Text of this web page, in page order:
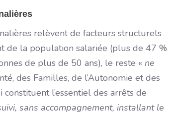
relèvent de facteurs structurels
de la population salariée (plus de 47 %
de plus de 50 ans), le reste « ne
des Familles, de l’Autonomie et des
l’essentiel des arrêts de
sans accompagnement, installant le